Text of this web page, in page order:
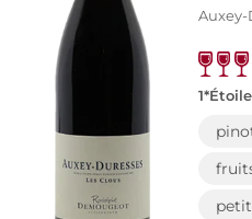
Auxey-
1*Étoile